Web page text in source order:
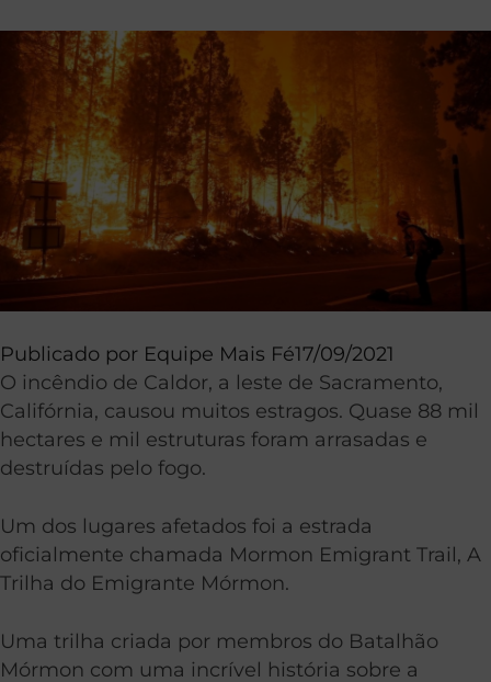
Publicado por Equipe Mais Fé17/09/2021
O incêndio de Caldor, a leste de Sacramento,
Califórnia, causou muitos estragos. Quase 88 mil
hectares e mil estruturas foram arrasadas e
destruídas pelo fogo.
Um dos lugares afetados foi a estrada
oficialmente chamada Mormon Emigrant Trail, A
Trilha do Emigrante Mórmon.
Uma trilha criada por membros do Batalhão
Mórmon com uma incrível história sobre a